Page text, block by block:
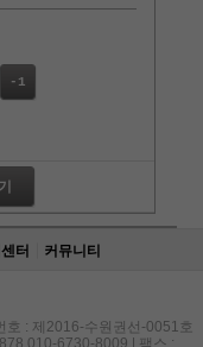
-1
터 커뮤니티
: 제2016-수원권선-0051호